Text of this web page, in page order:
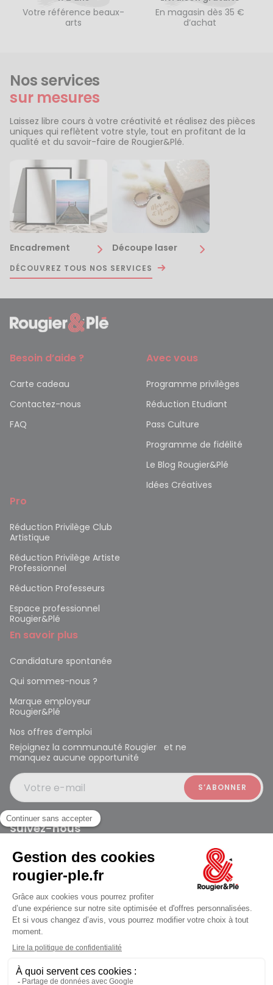
Votre référence beaux-
arts
En magasin dès 35 €
d’achat
Nos services
sur mesures
Laissez libre cours à votre créativité et réalisez des pièces
uniques qui reflètent votre style, tout en profitant de la
qualité et du savoir-faire de Rougier&Plé.
Encadrement Découpe laser
DÉCOUVREZ TOUS NOS SERVICES
Besoin d’aide ?
Carte cadeau
Contactez-nous
FAQ
Avec vous
Programme privilèges
Réduction Etudiant
Pass Culture
Programme de fidélité
Le Blog Rougier&Plé
Idées Créatives
Pro
Réduction Privilège Club
Artistique
Réduction Privilège Artiste
Professionnel
Réduction Professeurs
Espace professionnel
Rougier&Plé
En savoir plus
Candidature spontanée
Qui sommes-nous ?
Marque employeur
Rougier&Plé
Nos offres d’emploi
Rejoignez la communauté Rougier et ne
manquez aucune opportunité
Votre e-mail
Suivez-nous
Rougier et Plé 2024 Copyright
Mentions légales
Conditions générales des ventes